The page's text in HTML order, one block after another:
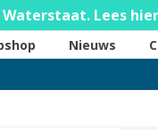
Lees
Nieuws